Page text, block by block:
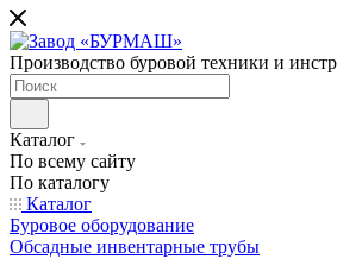
Производство буровой техники и
Каталог
По всему сайту
По каталогу
Каталог
Буровое оборудование
Обсадные инвентарные трубы